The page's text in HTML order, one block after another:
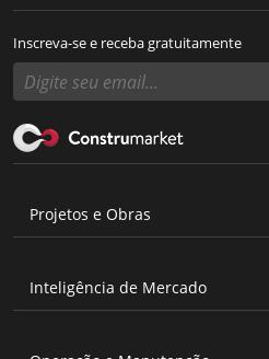
Inscreva-se e receba gratuitamente
Projetos e Obras
Inteligência de Mercado